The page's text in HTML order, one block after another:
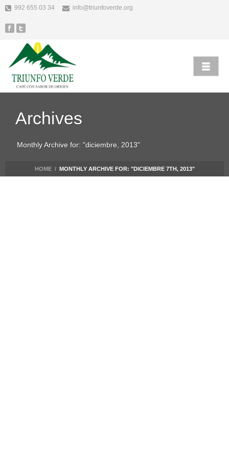
992 655 03 34 info@triunfoverde.org
Archives
Monthly Archive for: "diciembre, 2013"
HOME / MONTHLY ARCHIVE FOR: "DICIEMBRE 7TH, 2013"